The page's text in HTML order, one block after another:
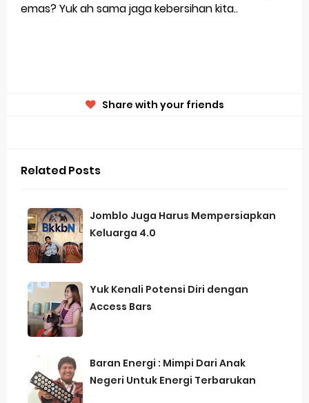
emas? Yuk ah sama jaga kebersihan kita..
Share with your friends
Related Posts
Jomblo Juga Harus Mempersiapkan
Keluarga 4.0
Yuk Kenali Potensi Diri dengan
Access Bars
Baran Energi : Mimpi Dari Anak
Negeri Untuk Energi Terbarukan